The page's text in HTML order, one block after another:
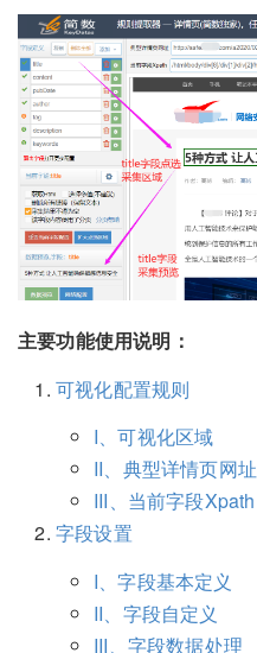
主要功能使用说明：
可视化配置规则
I、可视化区域
II、典型详情页网址
III、当前字段Xpath
字段设置
I、字段基本定义
II、字段自定义
III、字段数据处理